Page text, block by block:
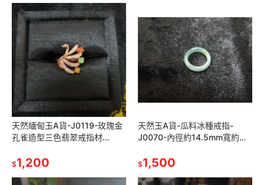
天然緬甸玉A貨-J0119-玫瑰金
孔雀造型三色翡翠戒指材
翠🌟活動戒圍♥️優惠價1200元
$1,200
天然玉A貨-瓜料冰種戒指-
J0070-內徑約14.5mm寬約
7♥️特價1500元
$1,500